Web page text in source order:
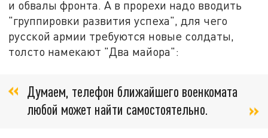
и обвалы фронта. А в прорехи надо вводить
"группировки развития успеха", для чего
русской армии требуются новые солдаты,
толсто намекают "Два майора":
Думаем, телефон ближайшего военкомата
любой может найти самостоятельно.